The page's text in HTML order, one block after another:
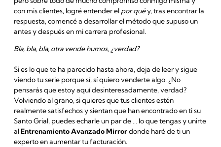
con mis clientes, logré entender el por quéy, tras encontrar la
respuesta, comencé a desarrollar el método que supuso un
antes y después en mi carrera profesional.
Bla, bla, bla, otra vende humos, ¿verdad?
Si es lo que te ha parecido hasta ahora, deja de leer y sigue
viendo tu serie porque sí, sí quiero venderte algo. ¿No
pensarás que estoy aquí desinteresadamente, verdad?
Volviendo al grano, si quieres que tus clientes estén
realmente satisfechos y sientan que han encontrado en ti su
Santo Grial, puedes echarle un par de … lo que tengas y unirte
alEntrenamiento Avanzado Mirrordonde haré de ti un
experto en aumentar tu facturación.